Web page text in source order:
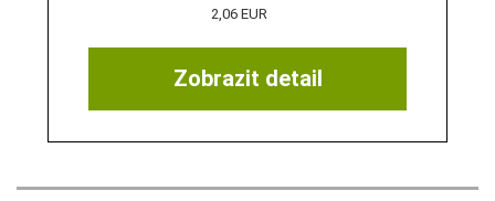
Zobrazit detail
2,06 EUR